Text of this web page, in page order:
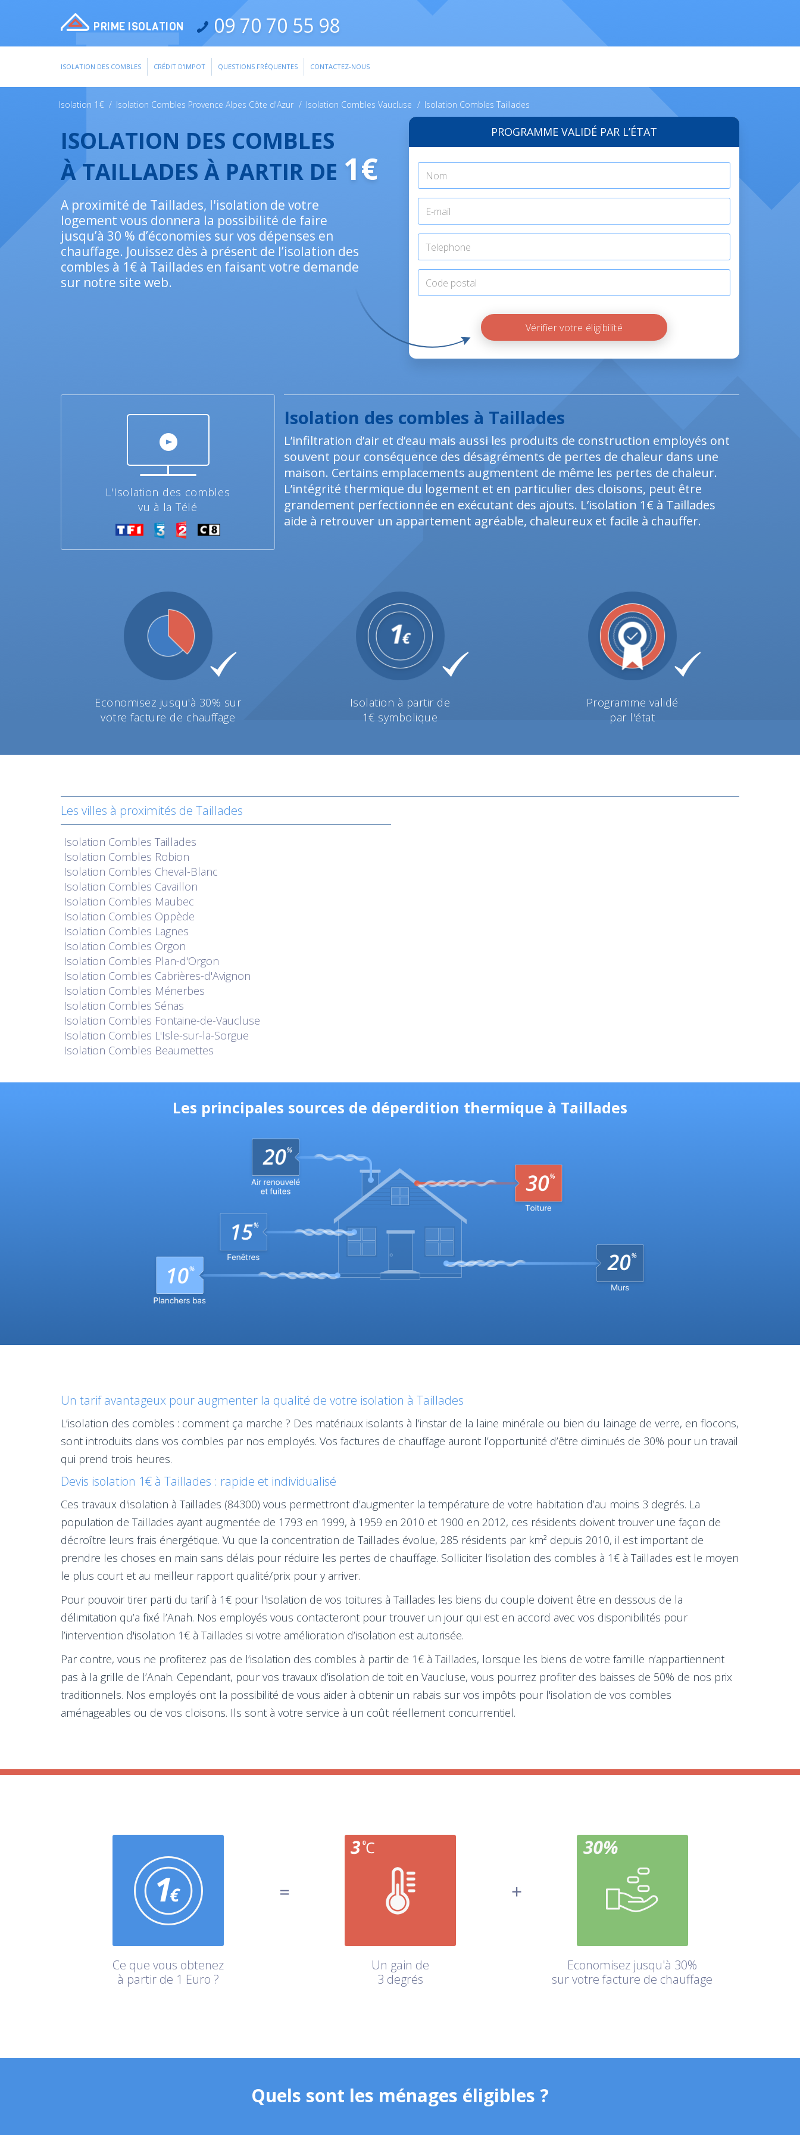
PRIME ISOLATION 09 70 70 55 98
ISOLATION DES COMBLES CRÉDIT D'IMPOT QUESTIONS FRÉQUENTES CONTACTEZ-NOUS
Isolation 1€ / Isolation Combles Provence Alpes Côte d'Azur / Isolation Combles Vaucluse / Isolation Combles Taillades
ISOLATION DES COMBLES
À TAILLADES À PARTIR DE 1€
A proximité de Taillades, l'isolation de votre
logement vous donnera la possibilité de faire
jusqu’à 30 % d’économies sur vos dépenses en
chauffage. Jouissez dès à présent de l’isolation des
combles à 1€ à Taillades en faisant votre demande
sur notre site web.
PROGRAMME VALIDÉ PAR L’ÉTAT
Vérifier votre éligibilité
L'Isolation des combles
vu à la Télé
Isolation des combles à Taillades
L’infiltration d’air et d’eau mais aussi les produits de construction employés ont
souvent pour conséquence des désagréments de pertes de chaleur dans une
maison. Certains emplacements augmentent de même les pertes de chaleur.
L’intégrité thermique du logement et en particulier des cloisons, peut être
grandement perfectionnée en exécutant des ajouts. L’isolation 1€ à Taillades
aide à retrouver un appartement agréable, chaleureux et facile à chauffer.
Economisez jusqu'à 30% sur
votre facture de chauffage
Isolation à partir de
1€ symbolique
Programme validé
par l'état
Les villes à proximités de Taillades
Isolation Combles Taillades
Isolation Combles Robion
Isolation Combles Cheval-Blanc
Isolation Combles Cavaillon
Isolation Combles Maubec
Isolation Combles Oppède
Isolation Combles Lagnes
Isolation Combles Orgon
Isolation Combles Plan-d'Orgon
Isolation Combles Cabrières-d'Avignon
Isolation Combles Ménerbes
Isolation Combles Sénas
Isolation Combles Fontaine-de-Vaucluse
Isolation Combles L'Isle-sur-la-Sorgue
Isolation Combles Beaumettes
Les principales sources de déperdition thermique à Taillades
Un tarif avantageux pour augmenter la qualité de votre isolation à Taillades
L’isolation des combles : comment ça marche ? Des matériaux isolants à l’instar de la laine minérale ou bien du lainage de verre, en flocons,
sont introduits dans vos combles par nos employés. Vos factures de chauffage auront l’opportunité d’être diminués de 30% pour un travail
qui prend trois heures.
Devis isolation 1€ à Taillades : rapide et individualisé
Ces travaux d'isolation à Taillades (84300) vous permettront d’augmenter la température de votre habitation d’au moins 3 degrés. La
population de Taillades ayant augmentée de 1793 en 1999, à 1959 en 2010 et 1900 en 2012, ces résidents doivent trouver une façon de
décroître leurs frais énergétique. Vu que la concentration de Taillades évolue, 285 résidents par km² depuis 2010, il est important de
prendre les choses en main sans délais pour réduire les pertes de chauffage. Solliciter l’isolation des combles à 1€ à Taillades est le moyen
le plus court et au meilleur rapport qualité/prix pour y arriver.
Pour pouvoir tirer parti du tarif à 1€ pour l'isolation de vos toitures à Taillades les biens du couple doivent être en dessous de la
délimitation qu’a fixé l’Anah. Nos employés vous contacteront pour trouver un jour qui est en accord avec vos disponibilités pour
l’intervention d'isolation 1€ à Taillades si votre amélioration d’isolation est autorisée.
Par contre, vous ne profiterez pas de l’isolation des combles à partir de 1€ à Taillades, lorsque les biens de votre famille n’appartiennent
pas à la grille de l’Anah. Cependant, pour vos travaux d’isolation de toit en Vaucluse, vous pourrez profiter des baisses de 50% de nos prix
traditionnels. Nos employés ont la possibilité de vous aider à obtenir un rabais sur vos impôts pour l'isolation de vos combles
aménageables ou de vos cloisons. Ils sont à votre service à un coût réellement concurrentiel.
Ce que vous obtenez
à partir de 1 Euro ?
Un gain de
3 degrés
Economisez jusqu'à 30%
sur votre facture de chauffage
Quels sont les ménages éligibles ?